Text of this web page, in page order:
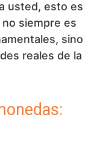
usted, esto es
siempre es
sino
reales de la